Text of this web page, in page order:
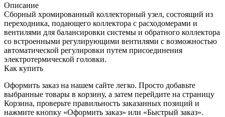
Описание
Сборный хромированный коллекторный узел, состоящий из
переходника, подающего коллектора с расходомерами и
вентилями для балансировки системы и обратного коллектора
со встроенными регулирующими вентилями с возможностью
автоматической регулировки путем присоединения
электротермической головки.
Как купить
Оформить заказ на нашем сайте легко. Просто добавьте
выбранные товары в корзину, а затем перейдите на страницу
Корзина, проверьте правильность заказанных позиций и
нажмите кнопку «Оформить заказ» или «Быстрый заказ».